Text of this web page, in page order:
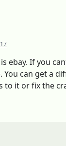
ebay. If you
You can get a
it or fix the